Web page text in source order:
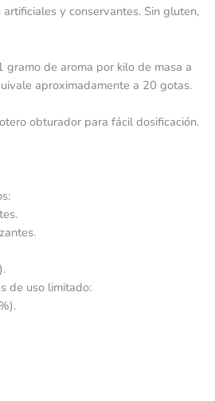
y conservantes. Sin gluten,
gramo de aroma por kilo de masa a
aproximadamente a 20 gotas.
obturador para fácil dosificación.
de uso limitado: